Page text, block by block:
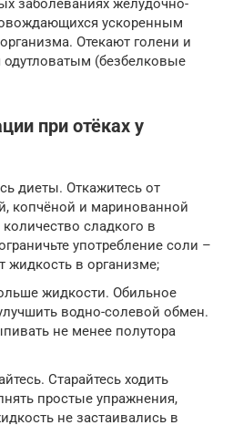
заболеваниях желудочно-
ускоренным
Отекают голени и
(безбелковые
при отёках у
диеты. Откажитесь от
копчёной и маринованной
сладкого в
употребление соли –
жидкость в организме;
жидкости. Обильное
водно-солевой обмен.
не менее полутора
Старайтесь ходить
простые упражнения,
не застаивались в